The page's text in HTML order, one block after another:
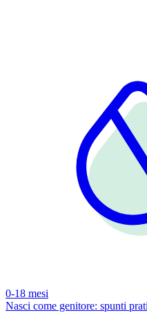
0-18 mesi
Nasci come genitore: spunti